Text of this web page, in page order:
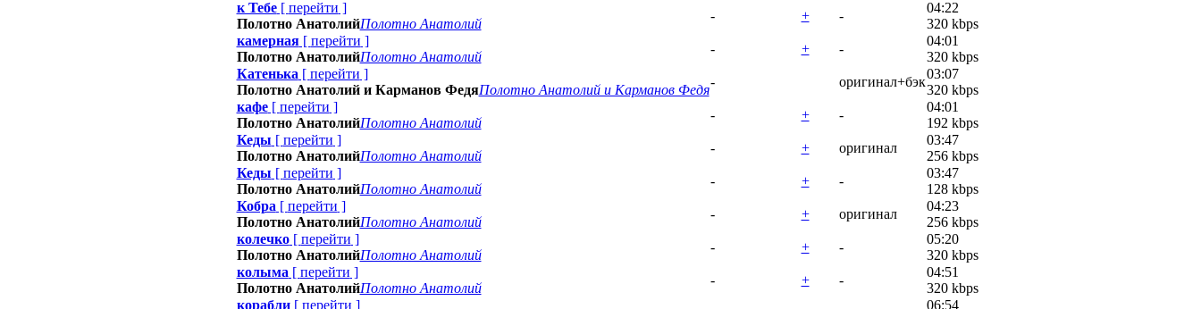
к Тебе[ перейти ]
Полотно АнатолийПолотно Анатолий
- + -
04:22
320 kbps
камерная[ перейти ]
Полотно АнатолийПолотно Анатолий
- + -
04:01
320 kbps
Катенька [ перейти ]
Полотно Анатолий и Карманов ФедяПолотно Анатолий и Карманов Федя
- оригинал+бэк
03:07
320 kbps
кафе[ перейти ]
Полотно АнатолийПолотно Анатолий
- + -
04:01
192 kbps
Кеды [ перейти ]
Полотно АнатолийПолотно Анатолий
- + оригинал
03:47
256 kbps
Кеды [ перейти ]
Полотно АнатолийПолотно Анатолий
- + -
03:47
128 kbps
Кобра [ перейти ]
Полотно АнатолийПолотно Анатолий
- + оригинал
04:23
256 kbps
колечко[ перейти ]
Полотно АнатолийПолотно Анатолий
- + -
05:20
320 kbps
колыма [ перейти ]
Полотно АнатолийПолотно Анатолий
- + -
04:51
320 kbps
корабли[ перейти ] 06:54